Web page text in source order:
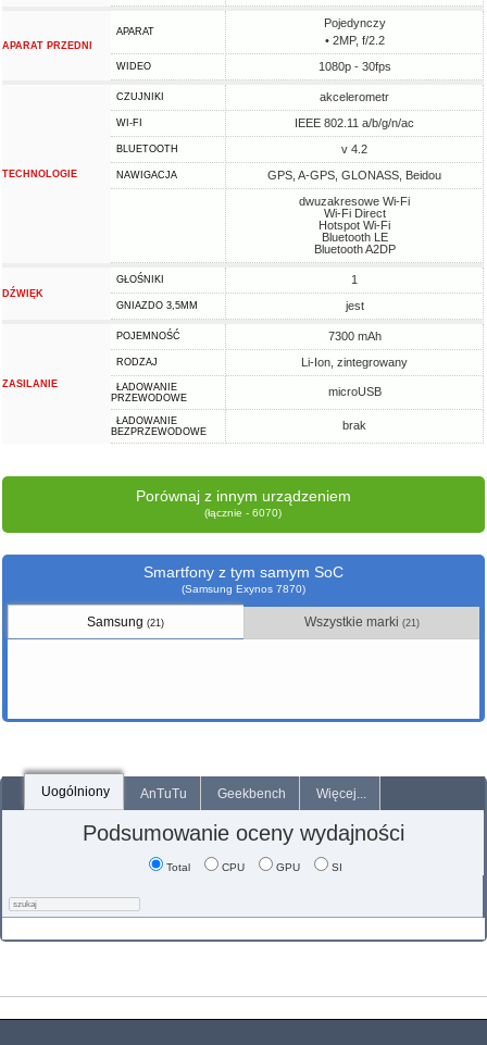
APARAT PRZEDNI
APARAT
Pojedynczy
• 2MP, f/2.2
WIDEO 1080p - 30fps
TECHNOLOGIE
CZUJNIKI akcelerometr
WI-FI IEEE 802.11 a/b/g/n/ac
BLUETOOTH v 4.2
NAWIGACJA
GPS, A-GPS, GLONASS, Beidou
dwuzakresowe Wi-Fi
Wi-Fi Direct
Hotspot Wi-Fi
Bluetooth LE
Bluetooth A2DP
DŹWIĘK
GŁOŚNIKI 1
GNIAZDO 3,5MM jest
ZASILANIE
POJEMNOŚĆ 7300 mAh
RODZAJ Li-Ion, zintegrowany
ŁADOWANIE
PRZEWODOWE
microUSB
ŁADOWANIE
BEZPRZEWODOWE
brak
Porównaj z innym urządzeniem
(łącznie - 6070)
Smartfony z tym samym SoC
(Samsung Exynos 7870)
Samsung(21) Wszystkie marki (21)
Uogólniony AnTuTu Geekbench Więcej...
Podsumowanie oceny wydajności
Total CPU GPU SI